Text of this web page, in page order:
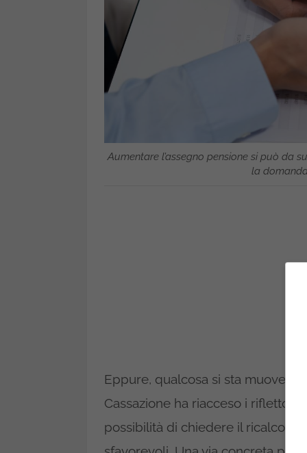
Aumentare l’assegno pensione si può da
la
Eppure, qualcosa si sta
Cassazione ha riacceso i
possibilità di chiedere il ricalcolo